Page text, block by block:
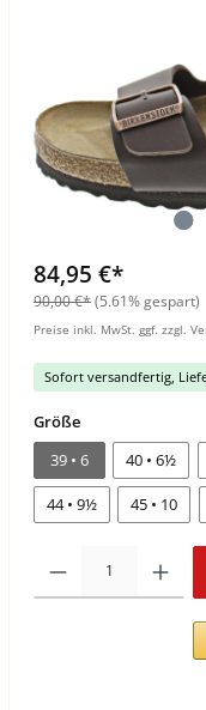
84,95 €*
90,00 €*(5.61% gespart)
Preise inkl. MwSt. ggf. zzgl.
Sofort versandfertig,
Größe
39 • 6
40 • 6½
44 • 9½ 45 • 10